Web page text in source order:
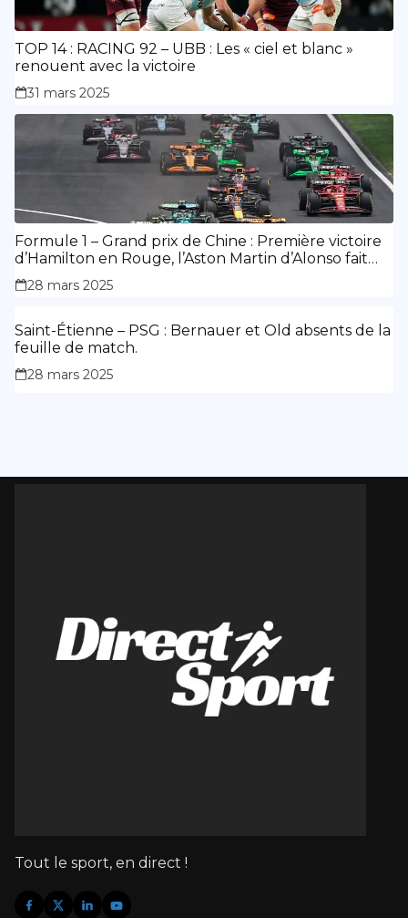
TOP 14 : RACING 92 – UBB : Les « ciel et blanc »
renouent avec la victoire
31 mars 2025
Formule 1 – Grand prix de Chine : Première victoire
d’Hamilton en Rouge, l’Aston Martin d’Alonso fait
des siennes.
28 mars 2025
Saint-Étienne – PSG : Bernauer et Old absents de la
feuille de match.
28 mars 2025
Tout le sport, en direct !